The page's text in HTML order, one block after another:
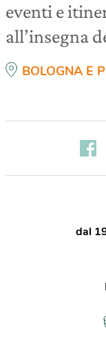
eventi e
all’insegna
BOLOGNA E
dal